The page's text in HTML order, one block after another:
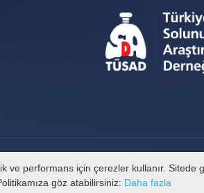
ve performans için çerezler kullanır.
göz atabilirsiniz: Daha fazla